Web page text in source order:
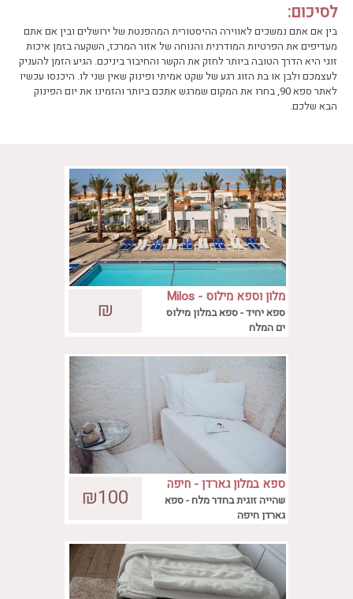
לסיכום:
בין אם אתם נמשכים לאווירה ההיסטורית המהפנטת של ירושלים ובין אם אתם
מעדיפים את הפרטיות המודרנית והנוחה של אזור המרכז, השקעה בזמן איכות
זוגי היא הדרך הטובה ביותר לחזק את הקשר והחיבור ביניכם. הגיע הזמן להעניק
לעצמכם ולבן או בת הזוג רגע של שקט אמיתי ופינוק שאין שני לו. היכנסו עכשיו
לאתר ספא 90, בחרו את המקום שמרגש אתכם ביותר והזמינו את יום הפינוק
הבא שלכם.
במלון ספא מילוס בים המלח תיהנו מחופשת
ספא חלומית מעוררת חושים!
₪
מלון וספא מילוס - Milos
Spa
ספא יחיד - ספא במלון מילוס
ים המלח
חבילת ספא עם שהייה זוגית בחדר מלח.₪100 ספא במלון גארדן - חיפה
שהייה זוגית בחדר מלח - ספא
גארדן חיפה